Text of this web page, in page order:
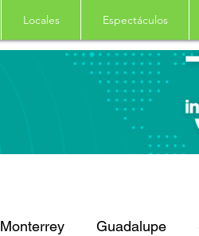
Locales Espectáculos
Monterrey Guadalupe